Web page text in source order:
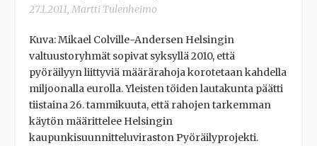
27.1.2011 Martti Tulenheimo
Kuva: Mikael Colville-Andersen Helsingin
valtuustoryhmät sopivat syksyllä 2010, että
pyöräilyyn liittyviä määrärahoja korotetaan kahdella
miljoonalla eurolla. Yleisten töiden lautakunta päätti
tiistaina 26. tammikuuta, että rahojen tarkemman
käytön määrittelee Helsingin
kaupunkisuunnitteluviraston Pyöräilyprojekti.